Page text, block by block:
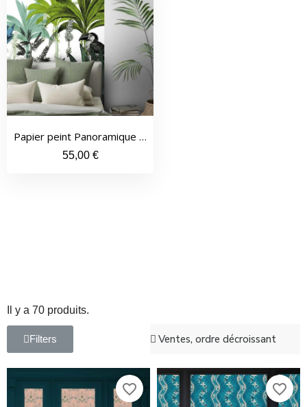
Quick View Papier peint Panoramique N°1
55,00 €
Il y a 70 produits.
Filters
favorite_border favorite_border